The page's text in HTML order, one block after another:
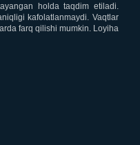
holda taqdim etiladi.
kafolatlanmaydi. Vaqtlar
farq qilishi mumkin. Loyiha